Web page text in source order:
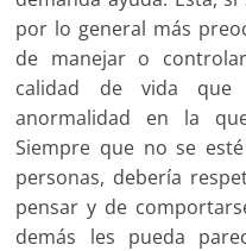
por lo general más
de manejar o
calidad de vida
anormalidad en la
Siempre que no se
personas, debería
pensar y de
demás les pueda